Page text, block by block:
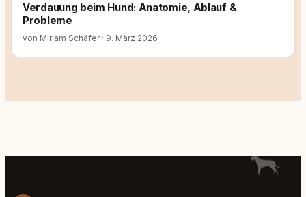
Verdauung beim Hund: Anatomie, Ablauf &
Probleme
von Miriam Schäfer · 9. März 2026